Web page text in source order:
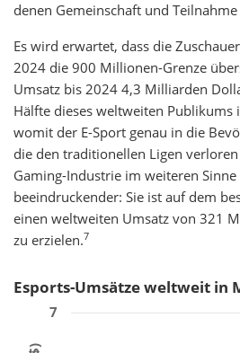
denen Gemeinschaft und
Es wird erwartet, dass die
2024 die 900 Millionen-Grenze
Umsatz bis 2024 4,3 Milliarden
Hälfte dieses weltweiten Publikums
womit der E-Sport genau in die
die den traditionellen Ligen
Gaming-Industrie im weiteren
beeindruckender: Sie ist auf dem
einen weltweiten Umsatz von 321
zu erzielen.7
Esports-Umsätze weltweit in
7